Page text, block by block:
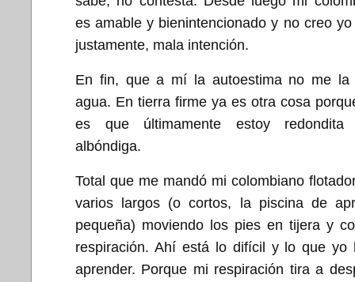
es amable y bienintencionado y no creo
justamente, mala intención.
En fin, que a mí la autoestima no me la
agua. En tierra firme ya es otra cosa
es que últimamente estoy
albóndiga.
Total que me mandó mi colombiano
varios largos (o cortos, la piscina de
pequeña) moviendo los pies en tijera y
respiración. Ahí está lo difícil y lo que yo
aprender. Porque mi respiración tira a